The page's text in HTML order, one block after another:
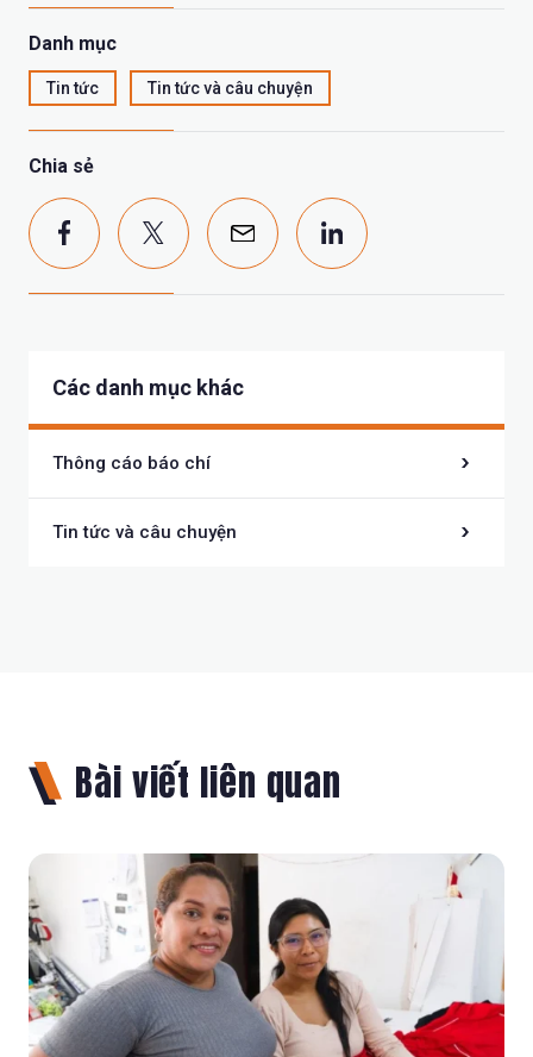
Danh mục
Tin tức Tin tức và câu chuyện
Chia sẻ
Các danh mục khác
Thông cáo báo chí
Tin tức và câu chuyện
Bài viết liên quan